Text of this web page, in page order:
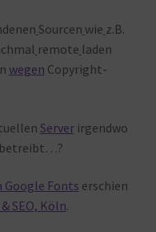
Sourcen wie z.B.
remote laden
wegen Copyright-
Serverirgendwo
betreibt…?
Google Fonts erschien
SEO, Köln.